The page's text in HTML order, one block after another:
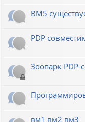
ВМ5
PDP
Зоопарк
вм1 вм2 вм3